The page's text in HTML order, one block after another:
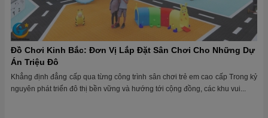
Đồ Chơi Kinh Bắc: Đơn Vị Lắp Đặt Sân Chơi Cho Những Dự
Án Triệu Đô
Khẳng định đẳng cấp qua từng công trình sân chơi trẻ em cao cấp Trong kỷ
nguyên phát triển đô thị bền vững và hướng tới cộng đồng, các khu vui...